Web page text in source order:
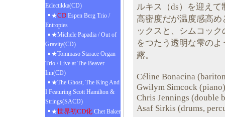
Eclectikka(CD)
★CD Espen Berg Trio /
Entropies
★Michele Papadia / Out of
Gravity(CD)
★Tommaso Starace Organ
Trio / Live at The Beaver
Inn(CD)
★The Ghost, The King And
I Featuring Scott Hamilton &
Strings(SACD)
★世界初CD化 Chet Baker
ルキス（ds）を迎え
高密度だが温度感高
ックスと、シムコッ
をつたう透明な雫の
露。
Céline Bonacina
Gwilym Simcock (piano)
Chris Jennings (double
Asaf Sirkis (drums,